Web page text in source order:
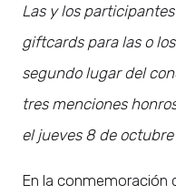
Las y los
giftcards para las o
segundo lugar del
tres menciones
el jueves 8 de octubre
En la conmemoración